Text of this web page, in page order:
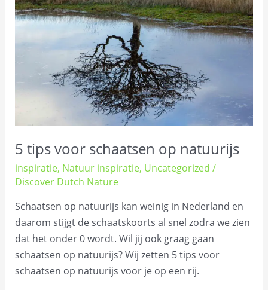
5 tips voor schaatsen op natuurijs
inspiratie, Natuur inspiratie, Uncategorized /
Discover Dutch Nature
Schaatsen op natuurijs kan weinig in Nederland en
daarom stijgt de schaatskoorts al snel zodra we zien
dat het onder 0 wordt. Wil jij ook graag gaan
schaatsen op natuurijs? Wij zetten 5 tips voor
schaatsen op natuurijs voor je op een rij.
voor
schaatsen
op